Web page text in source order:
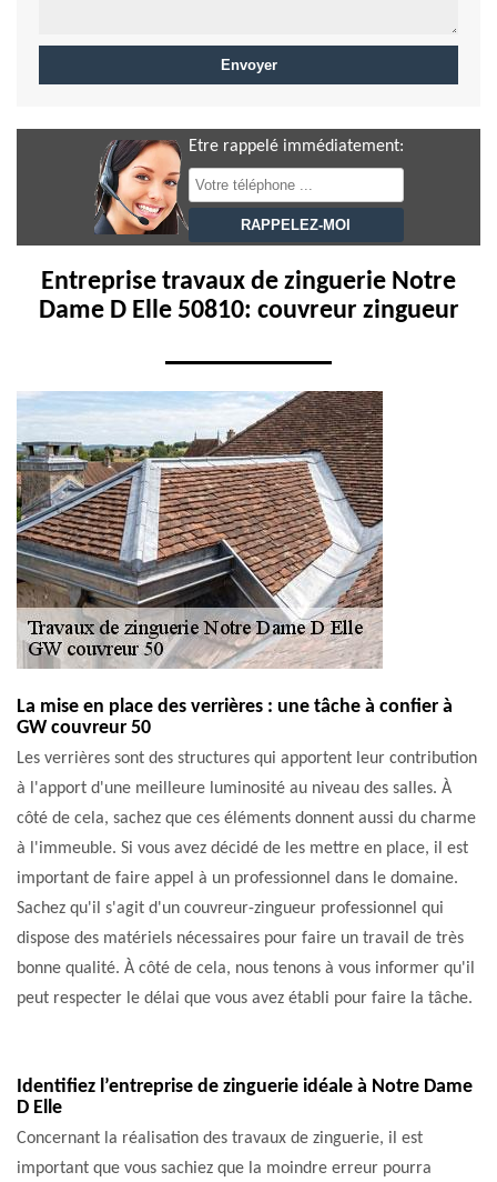
Etre rappelé immédiatement:
Entreprise travaux de zinguerie Notre
Dame D Elle 50810: couvreur zingueur
La mise en place des verrières : une tâche à confier à
GW couvreur 50
Les verrières sont des structures qui apportent leur contribution
à l'apport d'une meilleure luminosité au niveau des salles. À
côté de cela, sachez que ces éléments donnent aussi du charme
à l'immeuble. Si vous avez décidé de les mettre en place, il est
important de faire appel à un professionnel dans le domaine.
Sachez qu'il s'agit d'un couvreur-zingueur professionnel qui
dispose des matériels nécessaires pour faire un travail de très
bonne qualité. À côté de cela, nous tenons à vous informer qu'il
peut respecter le délai que vous avez établi pour faire la tâche.
Identifiez l’entreprise de zinguerie idéale à Notre Dame
D Elle
Concernant la réalisation des travaux de zinguerie, il est
important que vous sachiez que la moindre erreur pourra